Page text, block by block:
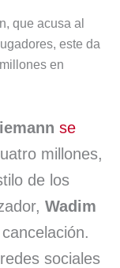
e p
t
i
r
que acusa al
este da
en
se
millones,
de los
Wadim
sociales